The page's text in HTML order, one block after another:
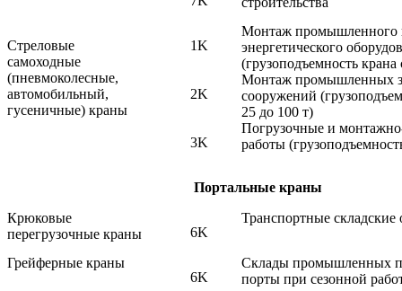
Стреловые
самоходные
(пневмоколесные,
автомобильный,
гусеничные) краны
1K
Монтаж
энергетического
(грузоподъемность крана
2K
Монтаж промышленных
сооружений
25 до 100 т)
3K
Погрузочные и
работы
Портальные краны
Крюковые
перегрузочные краны
6K
Транспортные складские
Грейферные краны
6K
Склады промышленных
порты при сезонной